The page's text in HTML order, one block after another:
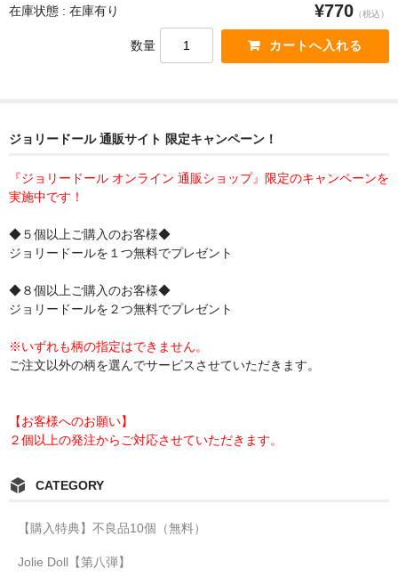
在庫状態 : 在庫有り ¥770 （税込）
数量
ジョリードール 通販サイト 限定キャンペーン！
『ジョリードール オンライン 通販ショップ』限定のキャンペーンを
実施中です！
◆５個以上ご購入のお客様◆
ジョリードールを１つ無料でプレゼント
◆８個以上ご購入のお客様◆
ジョリードールを２つ無料でプレゼント
※いずれも柄の指定はできません。
ご注文以外の柄を選んでサービスさせていただきます。
【お客様へのお願い】
２個以上の発注からご対応させていただきます。
CATEGORY
【購入特典】不良品10個（無料）
Jolie Doll【第八弾】